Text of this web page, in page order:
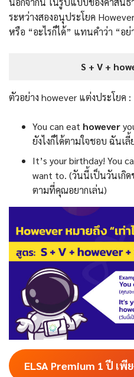
ระหว่างสองอนุประโยค
หรือ “อะไรก็ได้” แทนคำว่า “อ
S + V +
ตัวอย่าง however แต่งประโยค :
You can eat however
ยังไงก็ได้ตามใจชอบ ฉันเลี้
It’s your birthday! You
want to. (วันนี้เป็นวันเกิ
ตามที่คุณอยากเล่น)
ELSA Premium 1 ปี เพี